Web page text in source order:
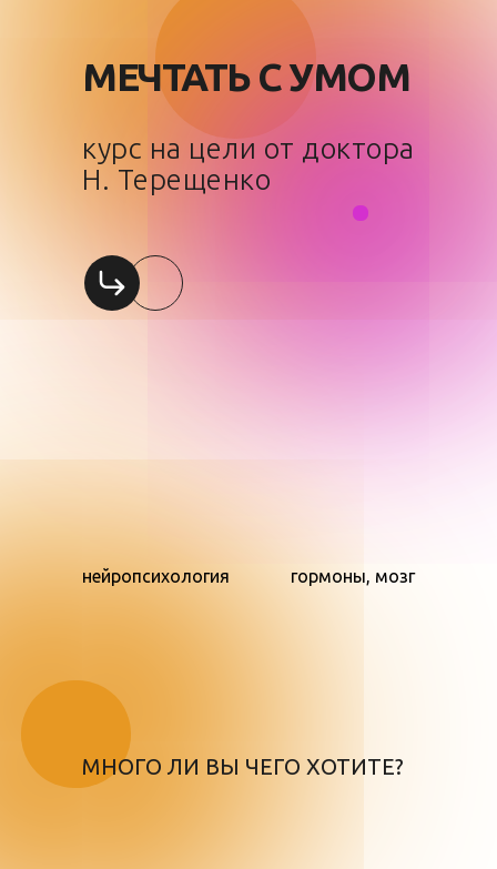
МЕЧТАТЬ С УМОМ
нейропсихология гормоны, мозг
курс на цели от доктора
Н. Терещенко
МНОГО ЛИ ВЫ ЧЕГО ХОТИТЕ?